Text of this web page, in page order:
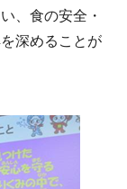
、食の安全・
深めることが